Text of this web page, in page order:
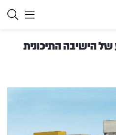
הישיבה התיכונית